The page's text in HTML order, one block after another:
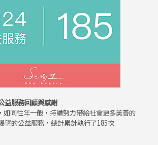
益服務回顧與感謝
如同往年一般，持續努力帶給社會更多美善的
望的公益服務，總計累計執行了185次